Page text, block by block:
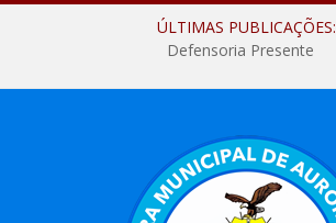
ÚLTIMAS PUBLICAÇÕES:
Defensoria Presente